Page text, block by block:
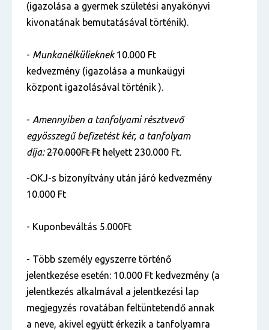
(igazolása a gyermek születési anyakönyvi
kivonatának bemutatásával történik).
- Munkanélkülieknek10.000 Ft
kedvezmény (igazolása a munkaügyi
központ igazolásával történik ).
- Amennyiben a tanfolyami résztvevő
egyösszegű befizetést kér, a tanfolyam
díja: 270.000Ft Ft helyett 230.000 Ft.
-OKJ-s bizonyítvány után járó kedvezmény
10.000 Ft
- Kuponbeváltás 5.000Ft
- Több személy egyszerre történő
jelentkezése esetén: 10.000 Ft kedvezmény (a
jelentkezés alkalmával a jelentkezési lap
megjegyzés rovatában feltüntetendő annak
a neve, akivel együtt érkezik a tanfolyamra